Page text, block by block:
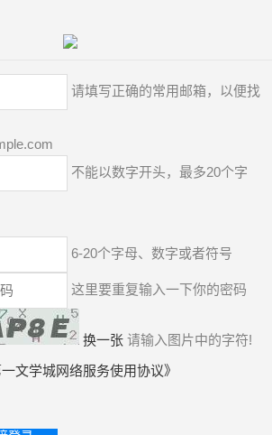
请填写正确的常用邮箱，以便找
不能以数字开头，最多20个字
6-20个字母、数字或者符号
这里要重复输入一下你的密码
换一张 请输入图片中的字符!
一文学城网络服务使用协议》